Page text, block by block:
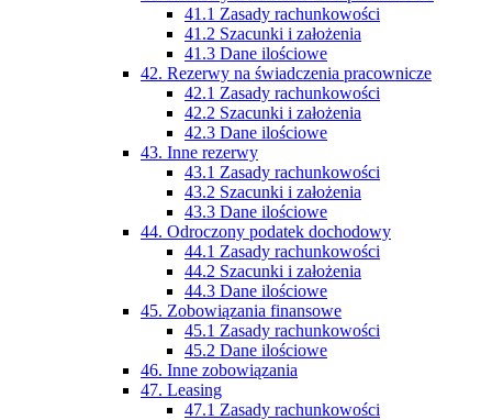
41.1 Zasady rachunkowości
41.2 Szacunki i założenia
41.3 Dane ilościowe
42. Rezerwy na świadczenia pracownicze
42.1 Zasady rachunkowości
42.2 Szacunki i założenia
42.3 Dane ilościowe
43. Inne rezerwy
43.1 Zasady rachunkowości
43.2 Szacunki i założenia
43.3 Dane ilościowe
44. Odroczony podatek dochodowy
44.1 Zasady rachunkowości
44.2 Szacunki i założenia
44.3 Dane ilościowe
45. Zobowiązania finansowe
45.1 Zasady rachunkowości
45.2 Dane ilościowe
46. Inne zobowiązania
47. Leasing
47.1 Zasady rachunkowości